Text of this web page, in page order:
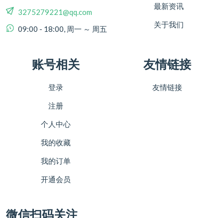
3275279221@qq.com
09:00 - 18:00, 周一 ～ 周五
最新资讯
关于我们
账号相关
登录
注册
个人中心
我的收藏
我的订单
开通会员
友情链接
友情链接
微信扫码关注